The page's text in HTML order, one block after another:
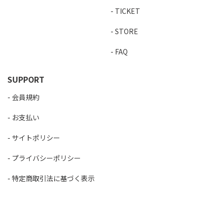
TICKET
STORE
FAQ
SUPPORT
会員規約
お支払い
サイトポリシー
プライバシーポリシー
特定商取引法に基づく表示